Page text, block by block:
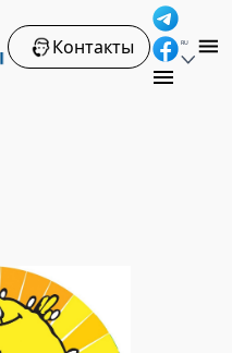
Контакты RU